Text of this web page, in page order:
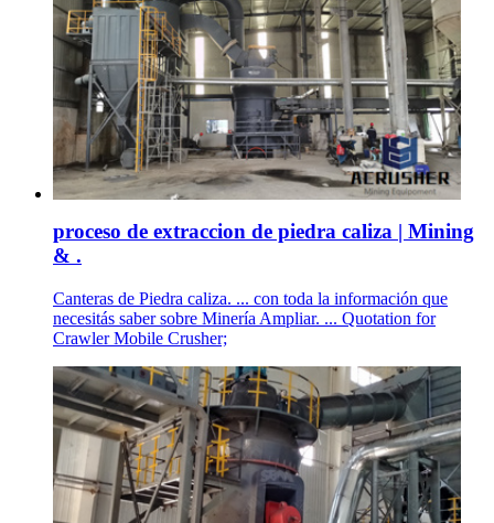
proceso de extraccion de piedra caliza | Mining
& .
Canteras de Piedra caliza. ... con toda la información que
necesitás saber sobre Minería Ampliar. ... Quotation for
Crawler Mobile Crusher;